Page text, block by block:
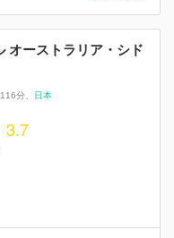
オーストラリア・シド
116分
日本
3.7